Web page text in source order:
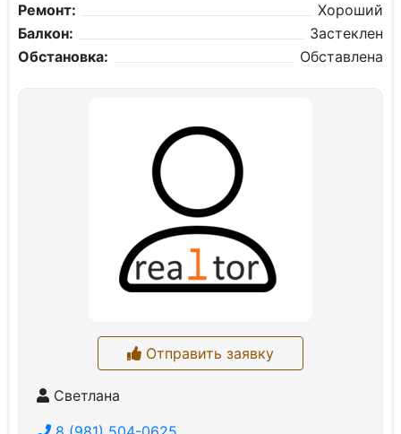
Ремонт:
Хороший
Балкон:
Застеклен
Обстановка:
Обставлена
Отправить заявку
Светлана